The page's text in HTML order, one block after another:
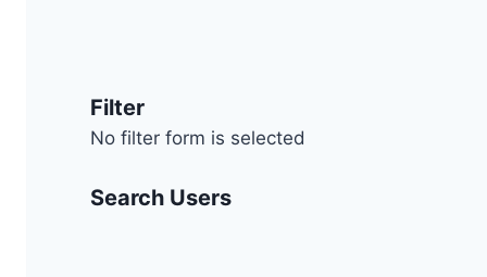
Filter
No filter form is selected
Search Users